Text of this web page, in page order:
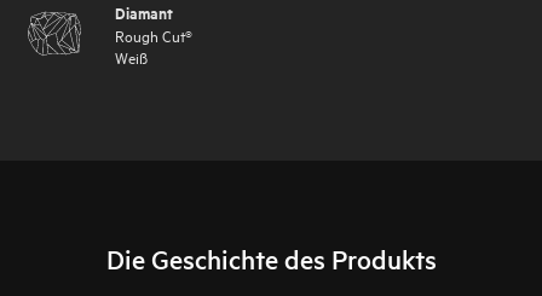
Diamant
Rough Cut®
Weiß
Die Geschichte des Produkts